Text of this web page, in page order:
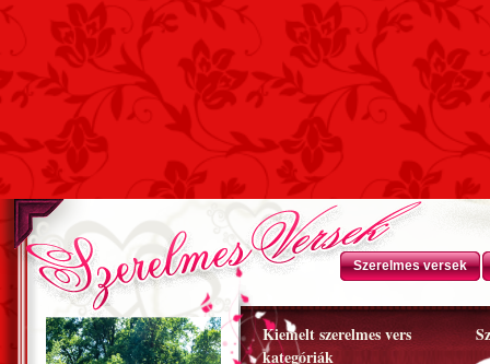
Szerelmes versek
Kiemelt szerelmes vers
kategóriák